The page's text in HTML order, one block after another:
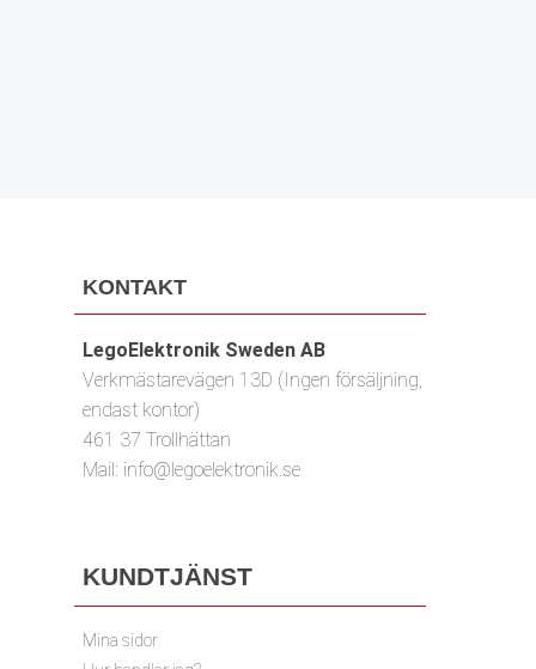
KONTAKT
LegoElektronik Sweden AB
Verkmästarevägen 13D (Ingen försäljning,
endast kontor)
461 37 Trollhättan
Mail: info@legoelektronik.se
KUNDTJÄNST
Mina sidor